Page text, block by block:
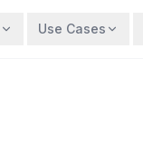
Use Cases